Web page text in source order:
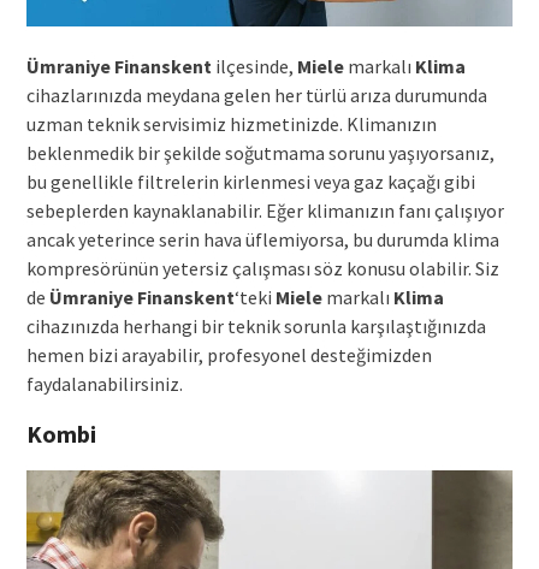
Ümraniye Finanskent ilçesinde, Mielemarkalı Klima
cihazlarınızda meydana gelen her türlü arıza durumunda
uzman teknik servisimiz hizmetinizde. Klimanızın
beklenmedik bir şekilde soğutmama sorunu yaşıyorsanız,
bu genellikle filtrelerin kirlenmesi veya gaz kaçağı gibi
sebeplerden kaynaklanabilir. Eğer klimanızın fanı çalışıyor
ancak yeterince serin hava üflemiyorsa, bu durumda klima
kompresörünün yetersiz çalışması söz konusu olabilir. Siz
de Ümraniye Finanskent‘teki Mielemarkalı Klima
cihazınızda herhangi bir teknik sorunla karşılaştığınızda
hemen bizi arayabilir, profesyonel desteğimizden
faydalanabilirsiniz.
Kombi